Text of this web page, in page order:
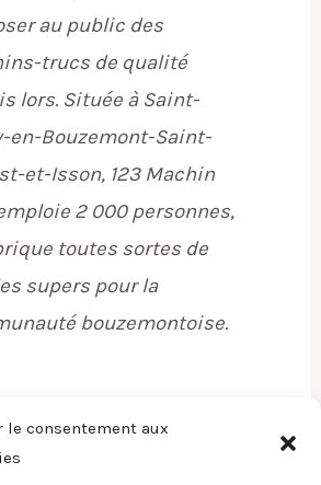
le consentement aux
au public des
trucs de qualité
lors. Située à Saint-
en-Bouzemont-Saint-
et-Isson, 123 Machin
2 000 personnes,
toutes sortes de
supers pour la
bouzemontoise.